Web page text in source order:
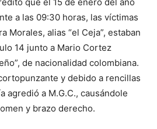
a las 09:30 horas, las víctimas
Morales, alias “el Ceja”, estaban
14 junto a Mario Cortez
de nacionalidad colombiana.
y debido a rencillas
agredió a M.G.C., causándole
y brazo derecho.